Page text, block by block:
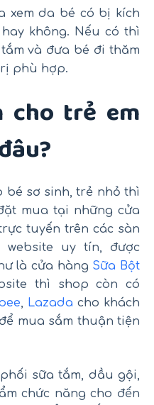
xem da bé có bị kích
không. Nếu có thì
và đưa bé đi thăm
phù hợp.
cho trẻ em
bé sơ sinh, trẻ nhỏ thì
mua tại những cửa
tuyến trên các sàn
uy tín, được
là cửa hàng Sữa Bột
thì shop còn có
, Lazada cho khách
mua sắm thuận tiện
sữa tắm, dầu gội,
chức năng cho đến